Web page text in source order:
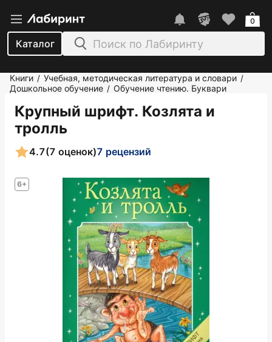
Каталог
0
Книги / Учебная, методическая литература и словари /
Дошкольное обучение / Обучение чтению. Буквари
Крупный шрифт. Козлята и
тролль
6+
4.7(7 оценок)7 рецензий